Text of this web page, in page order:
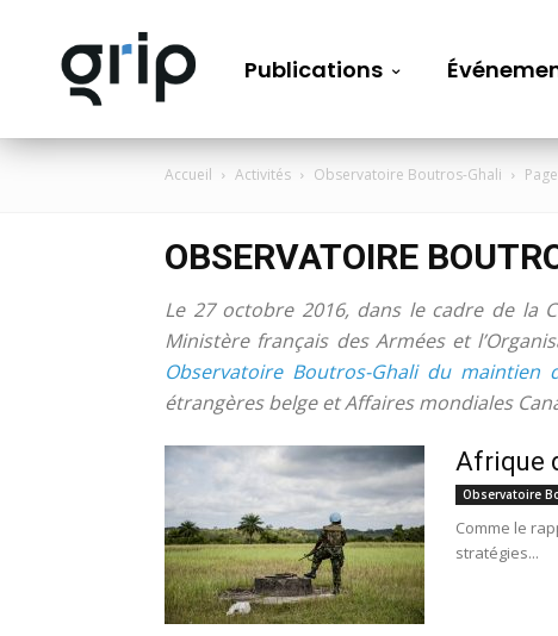
Publications
Accueil Activités Observatoire Boutros-Ghali
OBSERVATOIRE
Le 27 octobre 2016, dans le cadre de la
Ministère français des Armées et
Observatoire Boutros-Ghali du maintien
étrangères belge et Affaires mondiales
Afrique
Observatoire
Comme le
stratégies...